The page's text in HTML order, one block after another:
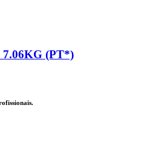
7.06KG (PT*)